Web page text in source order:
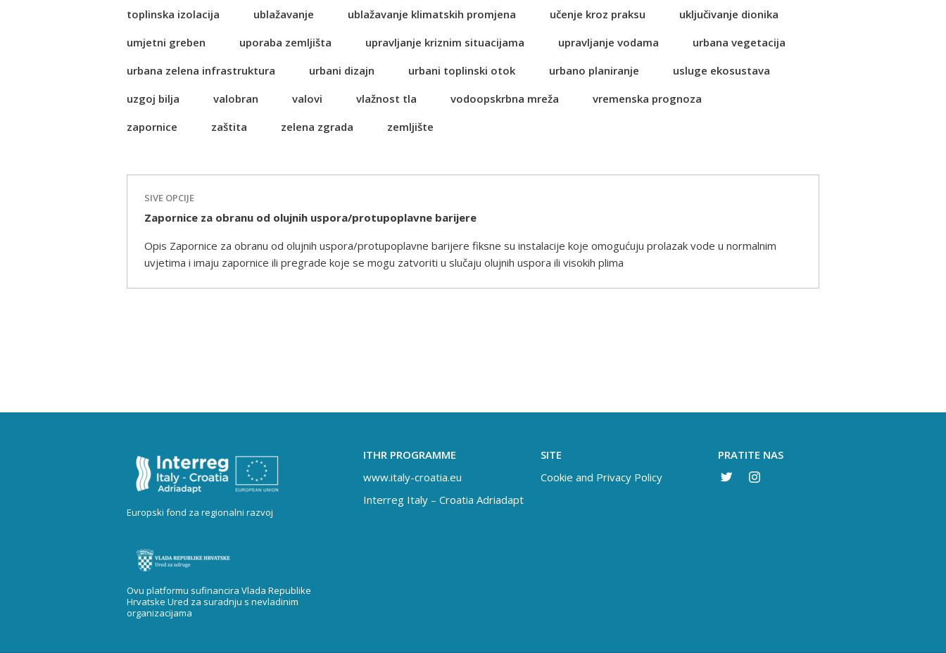
toplinska izolacija
ublažavanje ublažavanje klimatskih promjena učenje kroz praksu
uključivanje dionika
umjetni greben
uporaba zemljišta upravljanje kriznim situacijama upravljanje vodama
urbana vegetacija
urbana zelena infrastruktura
urbani dizajn urbani toplinski otok urbano planiranje
usluge ekosustava
uzgoj bilja
valobran valovi vlažnost tla vodoopskrbna mreža
vremenska prognoza
zapornice
zaštita zelena zgrada zemljište
SIVE OPCIJE
Zapornice za obranu od olujnih uspora/protupoplavne barijere
Opis Zapornice za obranu od olujnih uspora/protupoplavne barijere fiksne su instalacije koje omogućuju prolazak vode u normalnim
uvjetima i imaju zapornice ili pregrade koje se mogu zatvoriti u slučaju olujnih uspora ili visokih plima
Europski fond za regionalni razvoj
Ovu platformu sufinancira Vlada Republike
Hrvatske Ured za suradnju s nevladinim
organizacijama
ITHR PROGRAMME
www.italy-croatia.eu
Interreg Italy – Croatia Adriadapt
SITE
Cookie and Privacy Policy
PRATITE NAS